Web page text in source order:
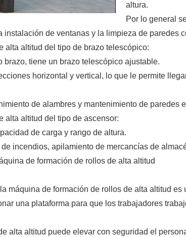
altura.
Por lo general
de ventanas y la limpieza de paredes
alta altitud del tipo de brazo telescópico:
tiene un brazo telescópico ajustable.
horizontal y vertical, lo que le permite
de alambres y mantenimiento de paredes
alta altitud del tipo de ascensor:
de carga y rango de altura.
incendios, apilamiento de mercancías de
de formación de rollos de alta altitud
máquina de formación de rollos de alta altitud
una plataforma para que los trabajadores
alta altitud puede elevar con seguridad el